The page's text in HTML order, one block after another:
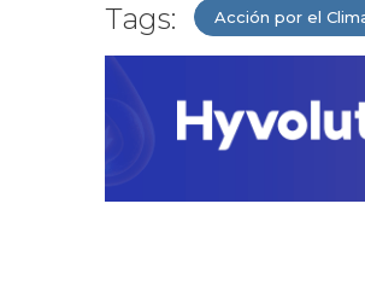
Tags: Acción por el